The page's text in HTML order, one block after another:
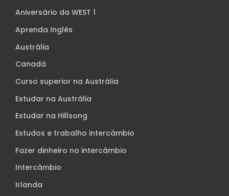
Aniversário da WEST 1
Aprenda Inglês
Austrália
Canadá
Curso superior na Austrália
Estudar na Austrália
Estudar na Hillsong
Estudos e trabalho intercâmbio
Fazer dinheiro no intercâmbio
Intercâmbio
Irlanda